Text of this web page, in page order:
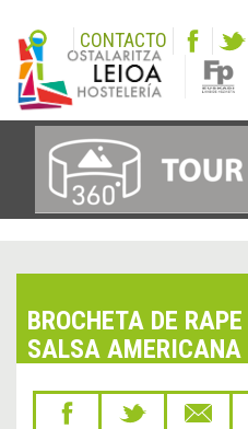
CONTACTO
BROCHETA DE
SALSA AMERICANA